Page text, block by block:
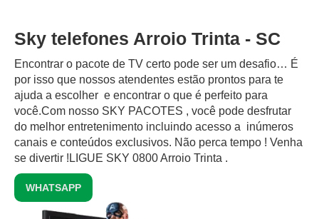
Sky telefones Arroio Trinta - SC
Encontrar o pacote de TV certo pode ser um desafio… É
por isso que nossos atendentes estão prontos para te
ajuda a escolher e encontrar o que é perfeito para
você.Com nosso SKY PACOTES , você pode desfrutar
do melhor entretenimento incluindo acesso a inúmeros
canais e conteúdos exclusivos.‍ Não perca tempo ! Venha
se divertir !LIGUE SKY 0800 Arroio Trinta .
WHATSAPP